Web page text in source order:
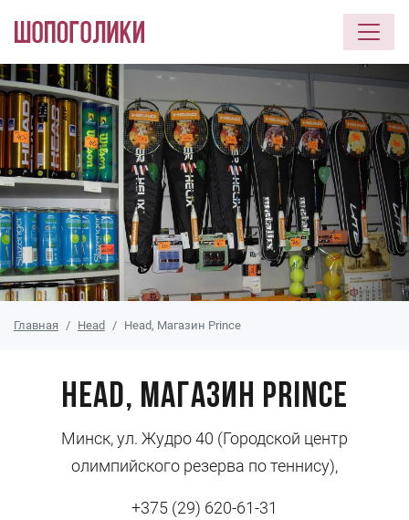
Перейти к основному содержанию
Главная Head Head, Магазин Prince
Head, Магазин Prince
Минск, ул. Жудро 40 (Городской центр
олимпийского резерва по теннису),
+375 (29) 620-61-31